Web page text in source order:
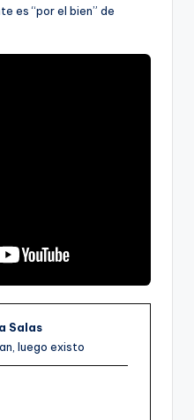
es “por el bien” de
Salas
luego existo